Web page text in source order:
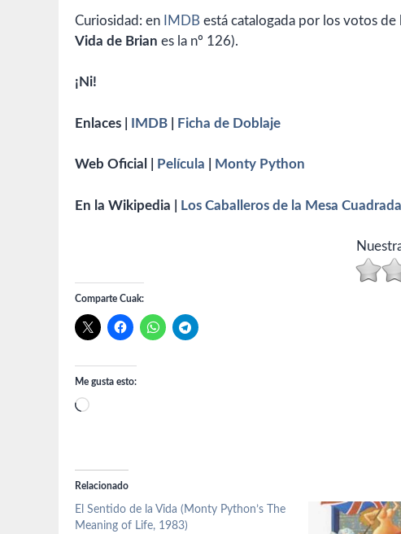
Curiosidad: en IMDB está catalogada por los votos
Vida de Brian es la nº 126).
¡Ni!
Enlaces | IMDB Ficha de Doblaje
Web Oficial | Película Monty Python
En la Wikipedia | Los Caballeros de la Mesa Cuadrada
Comparte Cuak:
Me gusta esto:
Cargando...
Relacionado
El Sentido de la Vida (Monty Python’s The
Meaning of Life, 1983)